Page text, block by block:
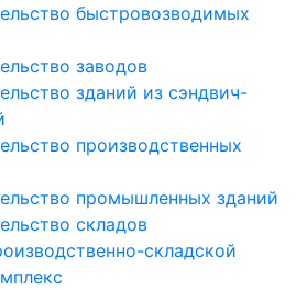
быстровозводимых
заводов
зданий из сэндвич-
производственных
промышленных зданий
складов
складской